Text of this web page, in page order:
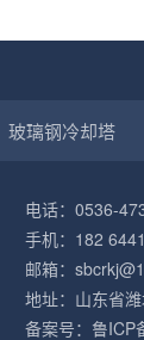
玻璃钢冷却塔
电话：0536-
手机：182
邮箱：
地址：山东省
备案号： 鲁ICP